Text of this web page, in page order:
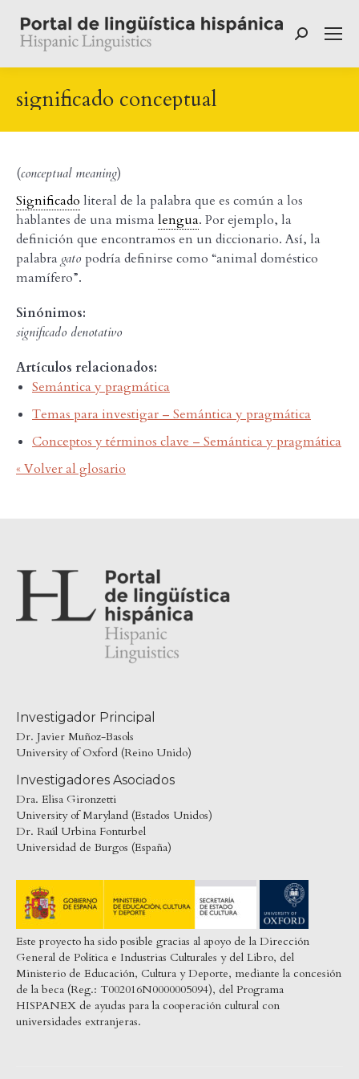
Buscar:
significado conceptual
(conceptual meaning)
Significado literal de la palabra que es común a los
hablantes de una misma lengua. Por ejemplo, la
definición que encontramos en un diccionario. Así, la
palabra gato podría definirse como “animal doméstico
mamífero”.
Sinónimos:
significado denotativo
Artículos relacionados:
Semántica y pragmática
Temas para investigar – Semántica y pragmática
Conceptos y términos clave – Semántica y pragmática
« Volver al glosario
Investigador Principal
Dr. Javier Muñoz-Basols
University of Oxford (Reino Unido)
Investigadores Asociados
Dra. Elisa Gironzetti
University of Maryland (Estados Unidos)
Dr. Raúl Urbina Fonturbel
Universidad de Burgos (España)
Este proyecto ha sido posible gracias al apoyo de la Dirección
General de Política e Industrias Culturales y del Libro, del
Ministerio de Educación, Cultura y Deporte, mediante la concesión
de la beca (Reg.: T002016N0000005094), del Programa
HISPANEX de ayudas para la cooperación cultural con
universidades extranjeras.